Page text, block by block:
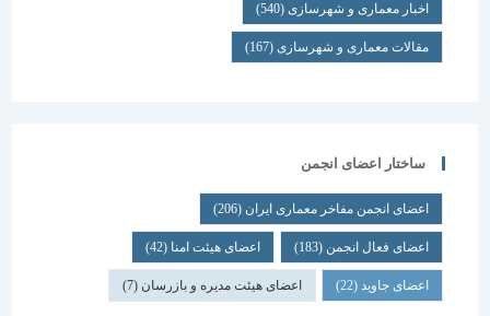
اخبار معماری و شهرسازی(540)
مقالات معماری و شهرسازی(167)
ساختار اعضای انجمن
اعضای انجمن مفاخر معماری ایران (206)
اعضای فعال انجمن(183) اعضای هیئت امنا(42)
اعضای جاوید(22) اعضای هیئت مدیره و بازرسان(7)